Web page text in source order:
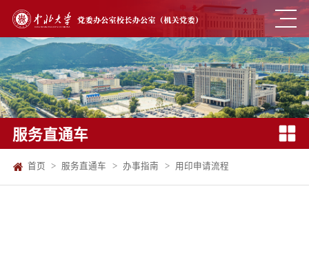
服务直通车
首页 > 服务直通车 > 办事指南 > 用印申请流程